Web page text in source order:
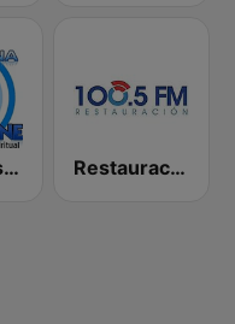
Radio Cristiana El Fin Viene Restauración 100.5 FM